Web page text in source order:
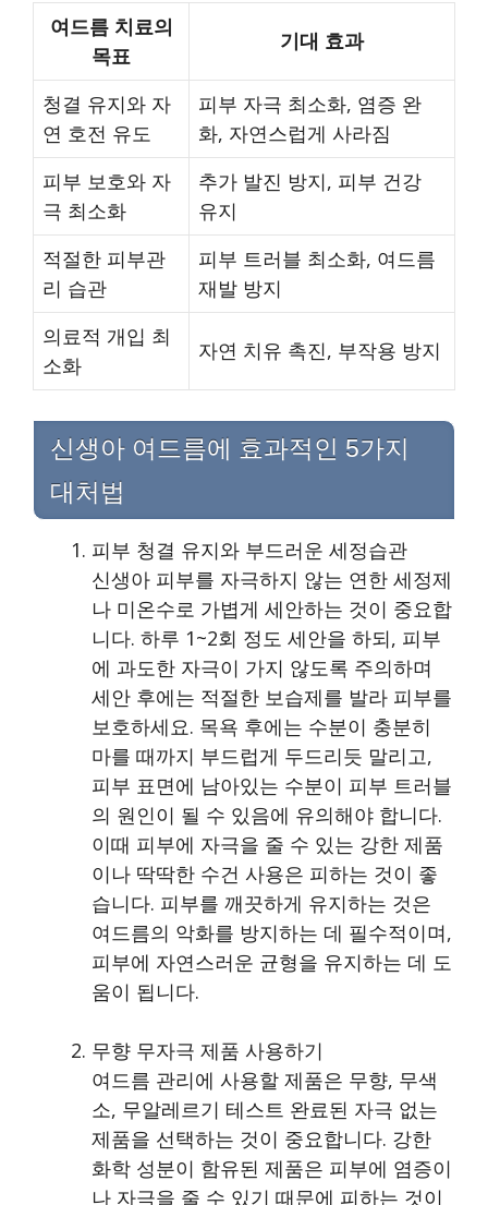
여드름 치료의
목표
기대 효과
청결 유지와 자
연 호전 유도
피부 자극 최소화, 염증 완
화, 자연스럽게 사라짐
피부 보호와 자
극 최소화
추가 발진 방지, 피부 건강
유지
적절한 피부관
리 습관
피부 트러블 최소화, 여드름
재발 방지
의료적 개입 최
소화
자연 치유 촉진, 부작용 방지
신생아 여드름에 효과적인 5가지
대처법
피부 청결 유지와 부드러운 세정습관
신생아 피부를 자극하지 않는 연한 세정제
나 미온수로 가볍게 세안하는 것이 중요합
니다. 하루 1~2회 정도 세안을 하되, 피부
에 과도한 자극이 가지 않도록 주의하며
세안 후에는 적절한 보습제를 발라 피부를
보호하세요. 목욕 후에는 수분이 충분히
마를 때까지 부드럽게 두드리듯 말리고,
피부 표면에 남아있는 수분이 피부 트러블
의 원인이 될 수 있음에 유의해야 합니다.
이때 피부에 자극을 줄 수 있는 강한 제품
이나 딱딱한 수건 사용은 피하는 것이 좋
습니다. 피부를 깨끗하게 유지하는 것은
여드름의 악화를 방지하는 데 필수적이며,
피부에 자연스러운 균형을 유지하는 데 도
움이 됩니다.
무향 무자극 제품 사용하기
여드름 관리에 사용할 제품은 무향, 무색
소, 무알레르기 테스트 완료된 자극 없는
제품을 선택하는 것이 중요합니다. 강한
화학 성분이 함유된 제품은 피부에 염증이
나 자극을 줄 수 있기 때문에 피하는 것이